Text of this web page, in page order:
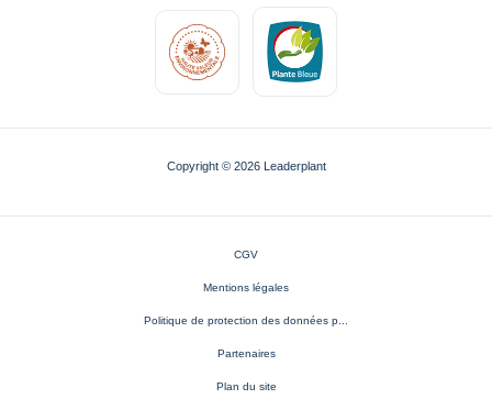
Copyright © 2026 Leaderplant
CGV
Mentions légales
Politique de protection des données p...
Partenaires
Plan du site